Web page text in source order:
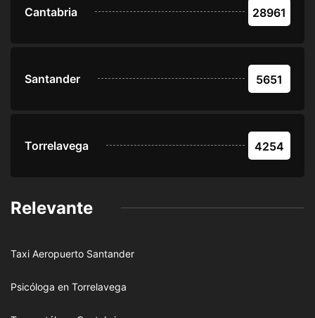
Cantabria 28961
Santander 5651
Torrelavega 4254
Relevante
Taxi Aeropuerto Santander
Psicóloga en Torrelavega